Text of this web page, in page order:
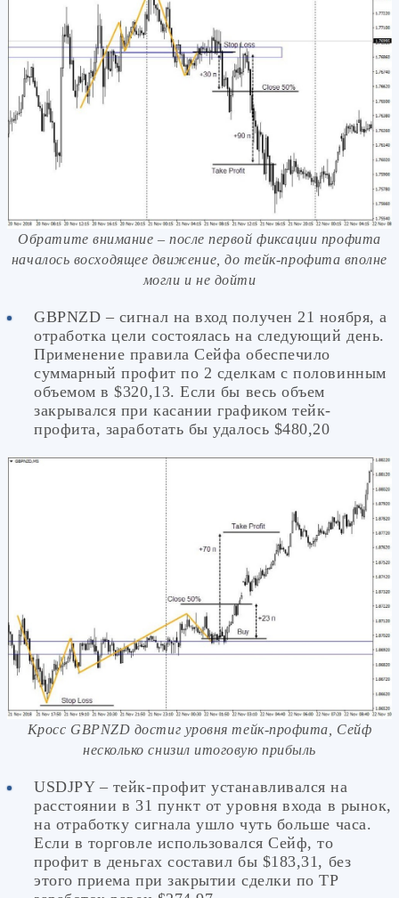
Обратите внимание – после первой фиксации профита
началось восходящее движение, до тейк-профита вполне
могли и не дойти
GBPNZD – сигнал на вход получен 21 ноября, а
отработка цели состоялась на следующий день.
Применение правила Сейфа обеспечило
суммарный профит по 2 сделкам с половинным
объемом в $320,13. Если бы весь объем
закрывался при касании графиком тейк-
профита, заработать бы удалось $480,20
Кросс GBPNZD достиг уровня тейк-профита, Сейф
несколько снизил итоговую прибыль
USDJPY – тейк-профит устанавливался на
расстоянии в 31 пункт от уровня входа в рынок,
на отработку сигнала ушло чуть больше часа.
Если в торговле использовался Сейф, то
профит в деньгах составил бы $183,31, без
этого приема при закрытии сделки по ТР